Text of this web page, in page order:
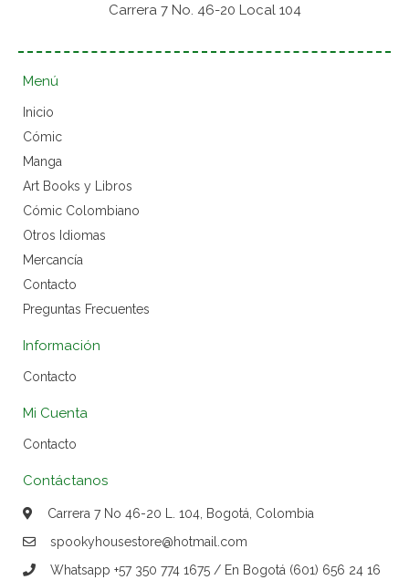
Carrera 7 No. 46-20 Local 104
Menú
Inicio
Cómic
Manga
Art Books y Libros
Cómic Colombiano
Otros Idiomas
Mercancía
Contacto
Preguntas Frecuentes
Información
Contacto
Mi Cuenta
Contacto
Contáctanos
Carrera 7 No 46-20 L. 104, Bogotá, Colombia
spookyhousestore@hotmail.com
Whatsapp +57 350 774 1675 / En Bogotá (601) 656 24 16